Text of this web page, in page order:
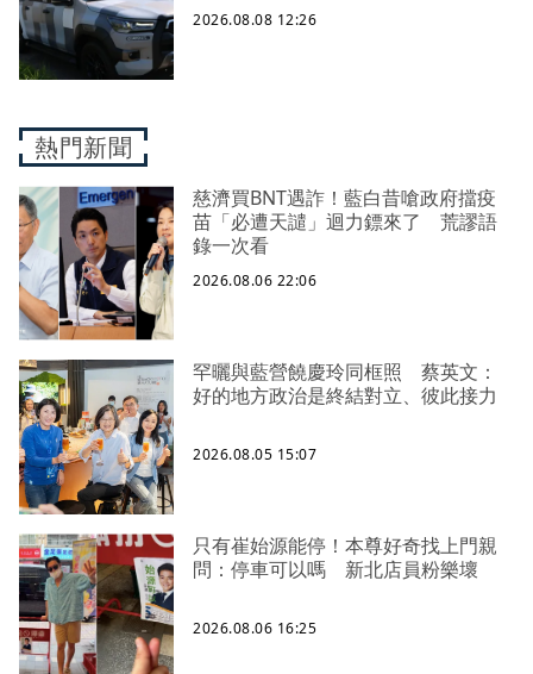
2026.08.08 12:26
熱門新聞
慈濟買BNT遇詐！藍白昔嗆政府擋疫
苗「必遭天譴」迴力鏢來了 荒謬語
錄一次看
2026.08.06 22:06
罕曬與藍營饒慶玲同框照 蔡英文：
好的地方政治是終結對立、彼此接力
2026.08.05 15:07
只有崔始源能停！本尊好奇找上門親
問：停車可以嗎 新北店員粉樂壞
2026.08.06 16:25